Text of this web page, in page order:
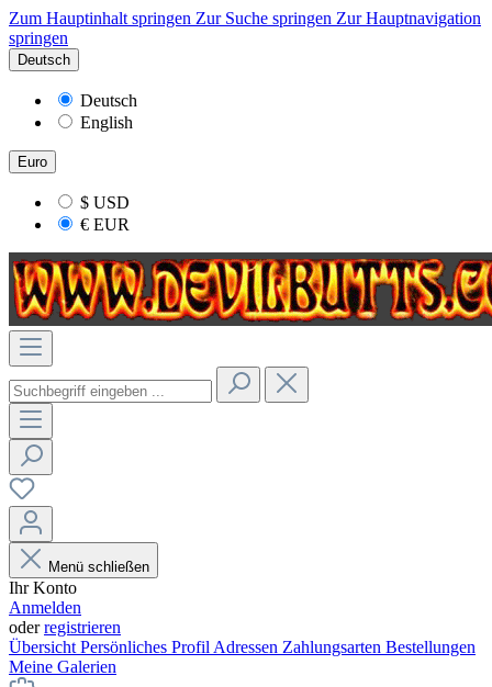
Zum Hauptinhalt springen Zur Suche springen Zur Hauptnavigation
springen
Deutsch
Deutsch
English
Euro
$ USD
€ EUR
Menü schließen
Ihr Konto
Anmelden
oderregistrieren
Übersicht Persönliches Profil Adressen Zahlungsarten Bestellungen
Meine Galerien